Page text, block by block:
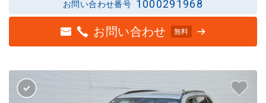
お問い合わせ番号 1000291968
お問い合わせ 無料